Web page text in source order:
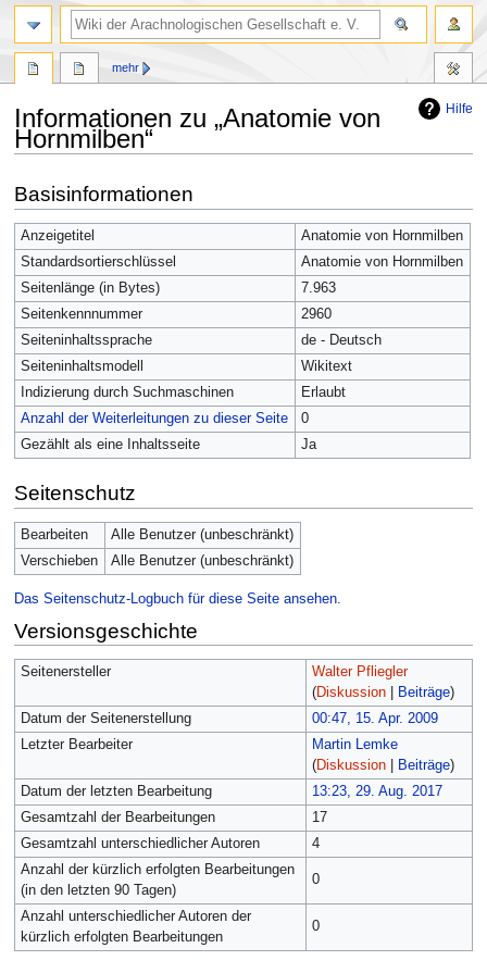
Hilfe
Informationen zu „Anatomie von
Hornmilben“
Navigation
springen
Suche
springen
Basisinformationen
Anzeigetitel
Anatomie von Hornmilben
Standardsortierschlüssel
Anatomie von Hornmilben
Seitenlänge (in Bytes)
7.963
Seitenkennnummer
2960
Seiteninhaltssprache
de - Deutsch
Seiteninhaltsmodell
Wikitext
Indizierung durch Suchmaschinen
Erlaubt
Anzahl der Weiterleitungen zu dieser Seite
0
Gezählt als eine Inhaltsseite
Ja
Seitenschutz
Bearbeiten
Alle Benutzer (unbeschränkt)
Verschieben
Alle Benutzer (unbeschränkt)
Das Seitenschutz-Logbuch für diese Seite ansehen.
Versionsgeschichte
Seitenersteller
Walter Pfliegler
(Diskussion| Beiträge)
Datum der Seitenerstellung
00:47, 15. Apr. 2009
Letzter Bearbeiter
Martin Lemke
(Diskussion| Beiträge)
Datum der letzten Bearbeitung
13:23, 29. Aug. 2017
Gesamtzahl der Bearbeitungen
17
Gesamtzahl unterschiedlicher Autoren
4
Anzahl der kürzlich erfolgten Bearbeitungen
(in den letzten 90 Tagen)
0
Anzahl unterschiedlicher Autoren der
kürzlich erfolgten Bearbeitungen
0
mehr